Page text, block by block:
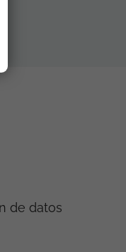
de datos